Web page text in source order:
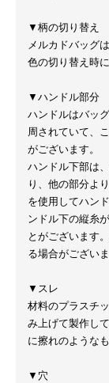
▼柄の切り替え
メルカドバッグ
色の切り替え時
▼ハンドル部分
ハンドルはバッ
周されていて、
がございます。
ハンドル下部は
り、他の部分よ
を使用してハン
ンドル下の縦糸
とがございます
る場合がございま
▼スレ
材料のプラスチ
み上げて製作し
に擦れのような
▼穴